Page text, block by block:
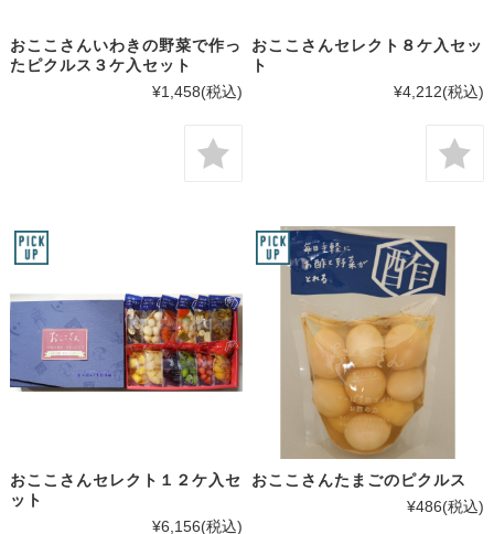
おここさんいわきの野菜で作っ
たピクルス３ケ入セット
¥1,458(税込)
おここさんセレクト８ケ入セッ
ト
¥4,212(税込)
おここさんセレクト１２ケ入セ
ット
¥6,156(税込)
おここさんたまごのピクルス
¥486(税込)